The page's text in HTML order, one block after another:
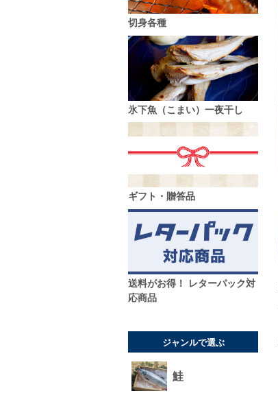
切身各種
氷下魚（こまい）一夜干し
ギフト・贈答品
送料がお得！ レターパック対
応商品
ジャンルで選ぶ
鮭